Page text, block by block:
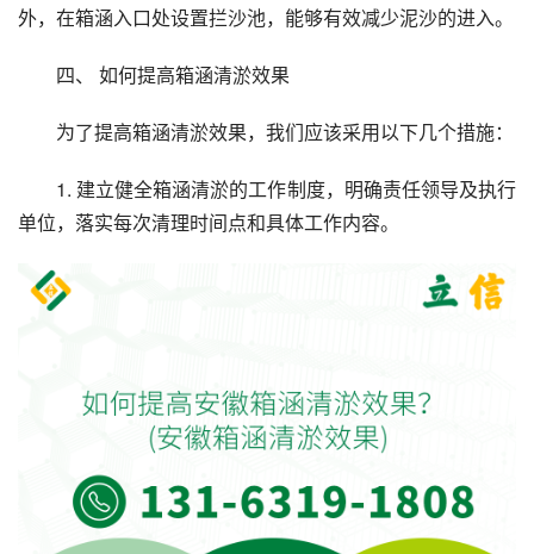
外，在箱涵入口处设置拦沙池，能够有效减少泥沙的进入。
四、 如何提高箱涵清淤效果
为了提高箱涵清淤效果，我们应该采用以下几个措施：
1. 建立健全箱涵清淤的工作制度，明确责任领导及执行
单位，落实每次清理时间点和具体工作内容。